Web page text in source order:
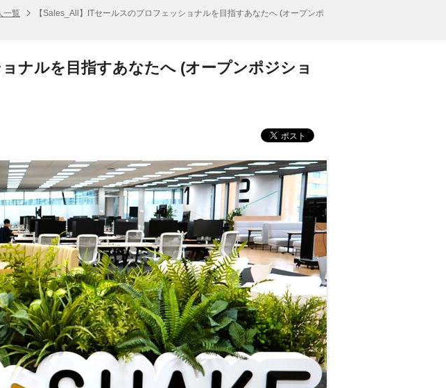
一覧
【Sales_All】ITセールスのプロフェッショナルを目指すあなたへ (オープンポ
ナルを目指すあなたへ (オープンポジショ